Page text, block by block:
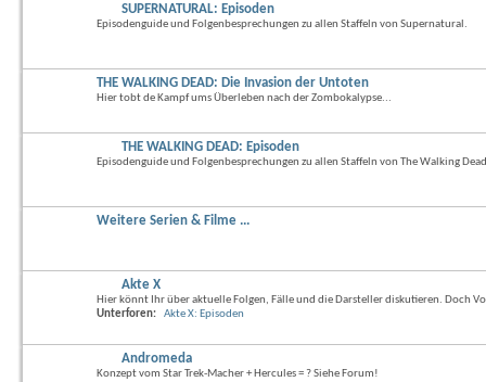
SUPERNATURAL: Episoden
Episodenguide und Folgenbesprechungen zu allen Staffeln von Supernatural.
THE WALKING DEAD: Die Invasion der Untoten
Hier tobt de Kampf ums Überleben nach der Zombokalypse...
THE WALKING DEAD: Episoden
Episodenguide und Folgenbesprechungen zu allen Staffeln von The Walking
Weitere Serien & Filme ...
Akte X
Hier könnt Ihr über aktuelle Folgen, Fälle und die Darsteller diskutieren. Doch
Unterforen:
Akte X: Episoden
Andromeda
Konzept vom Star Trek-Macher + Hercules = ? Siehe Forum!